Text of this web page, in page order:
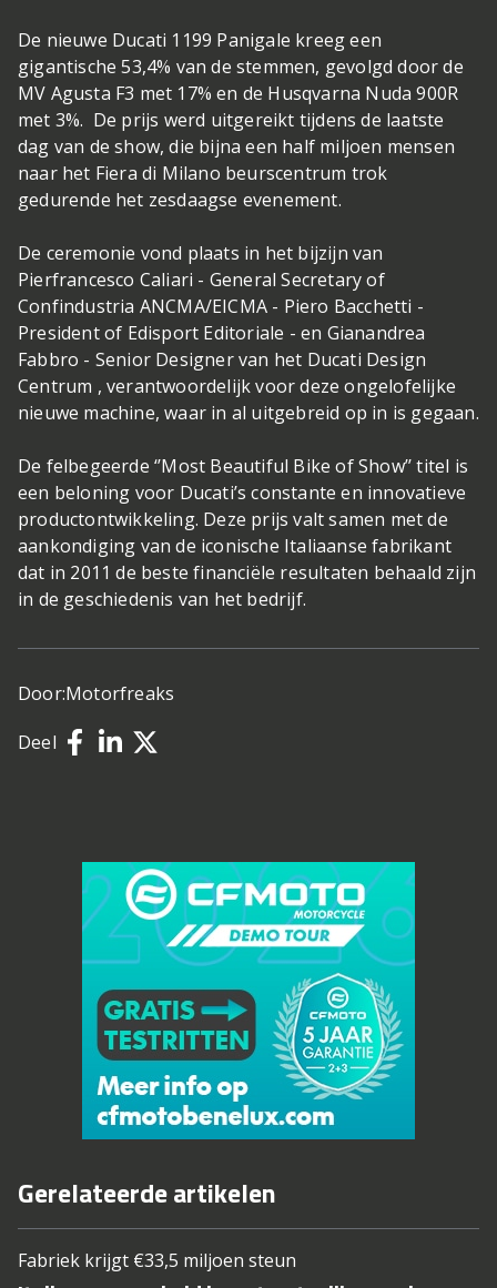
De nieuwe Ducati 1199 Panigale kreeg een
gigantische 53,4% van de stemmen, gevolgd door de
MV Agusta F3 met 17% en de Husqvarna Nuda 900R
met 3%. De prijs werd uitgereikt tijdens de laatste
dag van de show, die bijna een half miljoen mensen
naar het Fiera di Milano beurscentrum trok
gedurende het zesdaagse evenement.
De ceremonie vond plaats in het bijzijn van
Pierfrancesco Caliari - General Secretary of
Confindustria ANCMA/EICMA - Piero Bacchetti -
President of Edisport Editoriale - en Gianandrea
Fabbro - Senior Designer van het Ducati Design
Centrum , verantwoordelijk voor deze ongelofelijke
nieuwe machine, waar in al uitgebreid op in is gegaan.
De felbegeerde ‘’Most Beautiful Bike of Show’’ titel is
een beloning voor Ducati’s constante en innovatieve
productontwikkeling. Deze prijs valt samen met de
aankondiging van de iconische Italiaanse fabrikant
dat in 2011 de beste financiële resultaten behaald zijn
in de geschiedenis van het bedrijf.
Door:Motorfreaks
Deel
Gerelateerde artikelen
Fabriek krijgt €33,5 miljoen steun